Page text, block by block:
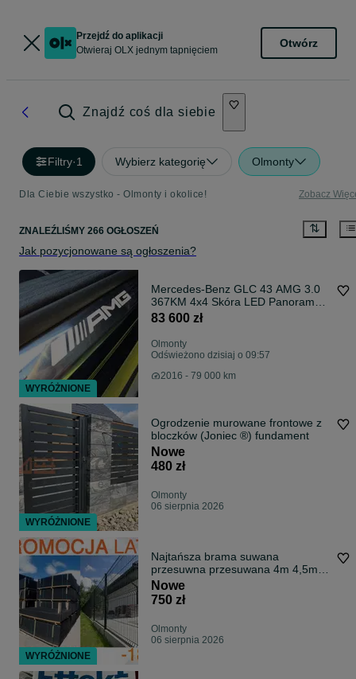
Przejdź do aplikacji
Otwieraj OLX jednym tapnięciem
Otwórz
Znajdź coś dla siebie
Filtry·1 Wybierz kategorię Olmonty
Dla Ciebie wszystko - Olmonty i okolice! Zobacz
ZNALEŹLIŚMY 266 OGŁOSZEŃ
Jak pozycjonowane są ogłoszenia?
Mercedes-Benz GLC 43 AMG 3.0
367KM 4x4 Skóra LED Panorama
Felgi '19
83 600 zł
Olmonty
Odświeżono dzisiaj o 09:57
2016 - 79 000 km
Ogrodzenie murowane frontowe z
bloczków (Joniec ®) fundament
Nowe
480 zł
Olmonty
06 sierpnia 2026
Najtańsza brama suwana
przesuwna przesuwana 4m 4,5m
5m 5,5m 6m
Nowe
750 zł
Olmonty
06 sierpnia 2026
WYRÓŻNIONE
WYRÓŻNIONE
WYRÓŻNIONE